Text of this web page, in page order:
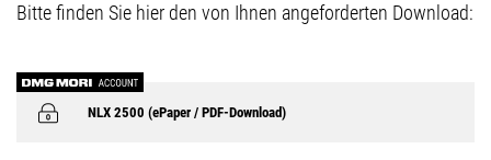
Bitte finden Sie hier den von Ihnen angeforderten Download:
NLX 2500 (ePaper / PDF-Download)